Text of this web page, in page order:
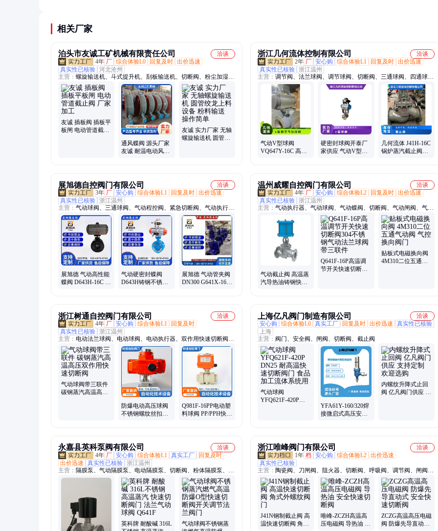
相关厂家
泊头市友诚工矿机械有限责任公司
洽谈
4年 厂 综合体验L0 回复及时 出价迅速
真实性已核验 河北沧州
主营： 螺旋输送机、斗式提升机、刮板输送机、切断阀、粉尘加湿
机、通风蝶阀、无轴螺旋输送机、管式螺旋输送机、插板阀、星型卸
料器
友诚 插板阀 插板平
板闸 电动管道截止
通风蝶阀 源头厂家
友诚 耐温电动风门
友诚 实力厂家 无轴
螺旋输送机 圆管绞
浙江几何流体控制有限公司
洽谈
2年 厂 安心购 综合体验L1 回复及时 出价迅速
真实性已核验 浙江温州
主营： 调节阀、法兰球阀、调节球阀、切断阀、三通球阀、四通球
阀、固定式球阀
气动V型球阀
VQ647Y-16C 高温
硬密封球阀开泰厂
家供应 气动V型调
几何流体 J41H-16C
锅炉蒸汽截止阀高
展旭德自控阀门有限公司
洽谈
3年 厂 安心购 综合体验L1 回复及时 出价迅速
真实性已核验 浙江温州
主营： 气动球阀、三通球阀、气动程控阀、紧急切断阀、气动执行
器、内螺纹球阀、气动法兰球阀、气动快装蝶阀、气动衬氟蝶阀、气
动衬氟球阀、反应釜底阀门、气动焊接球阀、上展式放料阀、气动硬
密封蝶阀
展旭德 气动高性能
蝶阀 D643H-16C 耐
气动硬密封蝶阀
D643H铸钢不锈钢
展旭德 气动管夹阀
DN300 G641X-16C
温州威耀自控阀门有限公司
洽谈
4年 厂 安心购 综合体验L2 回复及时 出价迅速
真实性已核验 浙江温州
主营： 气动执行器、气动球阀、气动蝶阀、切断阀、气动闸阀、气动
气动截止阀 高温蒸
汽导热油铸钢快速
Q641F-16P高温调
节开关快速切断阀
贴板式电磁换向阀
4M310二位五通气
浙江树通自控阀门有限公司
洽谈
4年 厂 安心购 综合体验L1
回复及时
真实性已核验 浙江温州
主营： 电动法兰球阀、电动球阀、电动执行器、双作用快速切断阀、
电动蝶阀、精小型电动执行器、防爆型电动执行器、电动执行机构、
电动装置、电动法兰蝶阀、电动调节针型阀、防爆电动高压螺纹球阀
气动球阀带三联件
碳钢蒸汽高温高压
防爆电动高压球阀
不锈钢螺纹丝扣液
Q981F-16PP电动塑
料球阀 PP/PPH快装
上海亿凡阀门制造有限公司
洽谈
安心购
综合体验L0 真实工厂 回复及时 出价迅速
真实性已核验
上海
主营： 阀门、安全阀、闸阀、切断阀、截止阀
气动球阀
YFQ621F-420P
YFA61Y-160/320焊
接微启式高压安全
内螺纹升降式止回
阀 亿凡阀门供应 支
永嘉县英科泵阀有限公司
洽谈
4年 厂 安心购 综合体验L1 真实工厂
回复及时
出价迅速
真实性已核验 浙江温州
主营： 隔膜泵、气动隔膜泵、电动隔膜泵、切断阀、粉体隔膜泵、卫
生级隔膜泵、手动隔膜泵、真空泵、旋片式真空泵、水环式真空泵、
计量泵、隔膜计量泵、柱塞式计量泵、加药计量泵、气液混合泵、电
动抽液泵、电动油桶泵、电动抽油泵、旋涡泵、磁力泵、不锈钢磁力
泵、衬氟磁力泵、螺杆泵、污泥螺杆泵、离心泵、多级离心泵
英科牌 耐酸碱 316L
气动球阀不锈钢蒸
浙江唯峰阀门有限公司
洽谈
1年 档 安心购 综合体验L2 出价迅速
真实性已核验
主营： 陶瓷阀、刀闸阀、阻火器、切断阀、呼吸阀、调节阀、闸阀、
截止阀、止回阀、球阀、蝶阀
J41N钢制截止阀 高
温快速切断阀 角式
唯峰-ZCZH高温高
压电磁阀 导热油 安
ZCZG高温高压电磁
阀 防爆先导直动式